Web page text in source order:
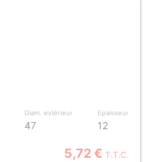
Diam. extérieur
47
Epaisseur
12
5,72 € T.T.C.